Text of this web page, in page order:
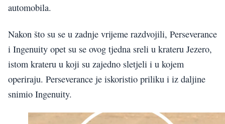
automobila.
Nakon što su se u zadnje vrijeme razdvojili, Perseverance
i Ingenuity opet su se ovog tjedna sreli u krateru Jezero,
istom krateru u koji su zajedno sletjeli i u kojem
operiraju. Perseverance je iskoristio priliku i iz daljine
snimio Ingenuity.